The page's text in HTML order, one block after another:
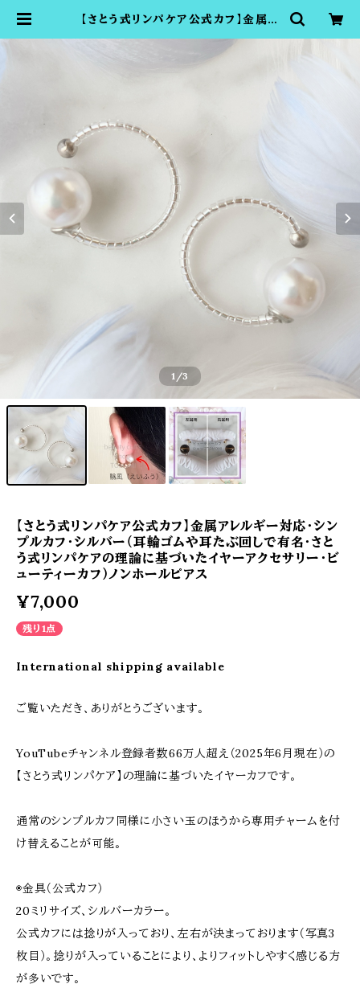
【さとう式リンパケア公式カフ】金属ア
（耳輪ゴムや耳たぶ回しで有名・さとう
式リンパケアの理論に基づいたイヤー
アクセサリー・ビューティーカフ）ノン
1 /3
【さとう式リンパケア公式カフ】金属アレルギー対応・シン
プルカフ・シルバー（耳輪ゴムや耳たぶ回しで有名・さと
う式リンパケアの理論に基づいたイヤーアクセサリー・ビ
ューティーカフ）ノンホールピアス
¥7,000
残り1点
International shipping available
ご覧いただき、ありがとうございます。
YouTubeチャンネル登録者数66万人超え（2025年6月現在）の
【さとう式リンパケア】の理論に基づいたイヤーカフです。
通常のシンプルカフ同様に小さい玉のほうから専用チャームを付
け替えることが可能。
◉金具（公式カフ）
20ミリサイズ、シルバーカラー。
公式カフには捻りが入っており、左右が決まっております（写真3
枚目）。捻りが入っていることにより、よりフィットしやすく感じる方
が多いです。